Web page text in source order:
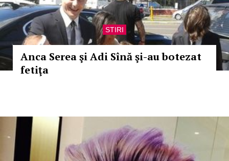
STIRI
Anca Serea şi Adi Sînă şi-au botezat
fetiţa